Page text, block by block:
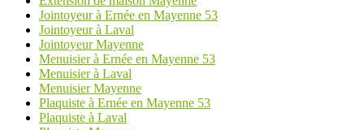
Jointoyeur à Ernée en Mayenne 53
Jointoyeur à Laval
Jointoyeur Mayenne
Menuisier à Ernée en Mayenne 53
Menuisier à Laval
Menuisier Mayenne
Plaquiste à Ernée en Mayenne 53
Plaquiste à Laval